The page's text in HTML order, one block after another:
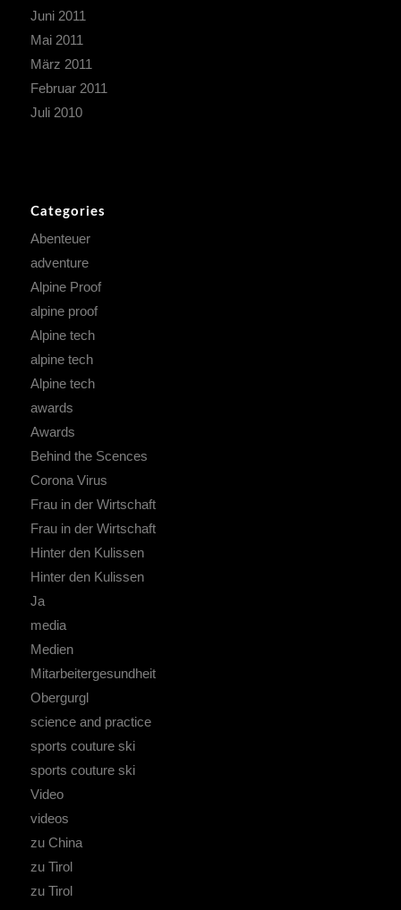
Juni 2011
Mai 2011
März 2011
Februar 2011
Juli 2010
Categories
Abenteuer
adventure
Alpine Proof
alpine proof
Alpine tech
alpine tech
Alpine tech
awards
Awards
Behind the Scences
Corona Virus
Frau in der Wirtschaft
Frau in der Wirtschaft
Hinter den Kulissen
Hinter den Kulissen
Ja
media
Medien
Mitarbeitergesundheit
Obergurgl
science and practice
sports couture ski
sports couture ski
Video
videos
zu China
zu Tirol
zu Tirol